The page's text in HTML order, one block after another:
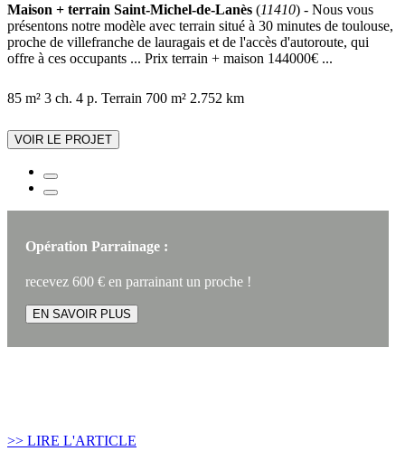
Maison + terrain Saint-Michel-de-Lanès (11410) - Nous vous
présentons notre modèle avec terrain situé à 30 minutes de toulouse,
proche de villefranche de lauragais et de l'accès d'autoroute, qui
offre à ces occupants ... Prix terrain + maison 144000€ ...
85 m² 3 ch. 4 p. Terrain 700 m² 2.752 km
VOIR LE PROJET
Opération Parrainage :
recevez 600 € en parrainant un proche !
EN SAVOIR PLUS
>> LIRE L'ARTICLE